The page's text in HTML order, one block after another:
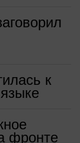
к
фронте